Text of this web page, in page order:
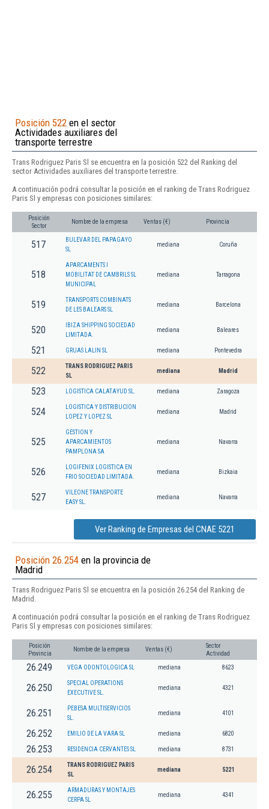
Posición 522 en el sector
Actividades auxiliares del
transporte terrestre
Trans Rodriguez Paris Sl se encuentra en la posición 522 del Ranking del
sector Actividades auxiliares del transporte terrestre.
A continuación podrá consultar la posición en el ranking de Trans Rodriguez
Paris Sl y empresas con posiciones similares:
Posición
Sector
Nombre de la empresa Ventas (€) Provincia
517
BULEVAR DEL PAPAGAYO
SL
mediana Coruña
518
APARCAMENTS I
MOBILITAT DE CAMBRILS SL
MUNICIPAL
mediana Tarragona
519
TRANSPORTS COMBINATS
DE LES BALEARS SL
mediana Barcelona
520
IBIZA SHIPPING SOCIEDAD
LIMITADA.
mediana Baleares
521 GRUAS LALIN SL mediana Pontevedra
522
TRANS RODRIGUEZ PARIS
SL
mediana Madrid
523 LOGISTICA CALATAYUD SL. mediana Zaragoza
524
LOGISTICA Y DISTRIBUCION
LOPEZ Y LOPEZ SL
mediana Madrid
525
GESTION Y
APARCAMIENTOS
PAMPLONA SA
mediana Navarra
526
LOGIFENIX LOGISTICA EN
FRIO SOCIEDAD LIMITADA.
mediana Bizkaia
527
VILEONE TRANSPORTE
EASY SL.
mediana Navarra
Ver Ranking de Empresas del CNAE 5221
Posición 26.254 en la provincia de
Madrid
Trans Rodriguez Paris Sl se encuentra en la posición 26.254 del Ranking de
Madrid.
A continuación podrá consultar la posición en el ranking de Trans Rodriguez
Paris Sl y empresas con posiciones similares:
Posición
Provincia
Nombre de la empresa Ventas (€)
Sector
Actividad
26.249 VEGA ODONTOLOGICA SL mediana 8623
26.250
SPECIAL OPERATIONS
EXECUTIVE SL.
mediana 4321
26.251
PEBESA MULTISERVICIOS
SL.
mediana 4101
26.252 EMILIO DE LA VARA SL mediana 6820
26.253 RESIDENCIA CERVANTES SL mediana 8731
26.254
TRANS RODRIGUEZ PARIS
SL
mediana 5221
26.255
ARMADURAS Y MONTAJES
CERPA SL
mediana 4341